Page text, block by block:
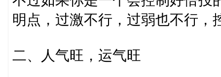
明点，过激不行，过弱也不行，
二、人气旺，运气旺